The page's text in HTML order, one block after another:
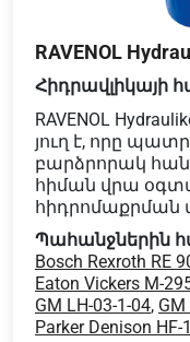
RAVENOL
Հիդրավլիկայի
RAVENOL
յուղ է, որը
բարձրորակ
հիման վրա
հիդրոմաքրման
Պահանջներին
Bosch Rexroth RE
Eaton Vickers M-
GM LH-03-1-04, GM
Parker Denison HF-1